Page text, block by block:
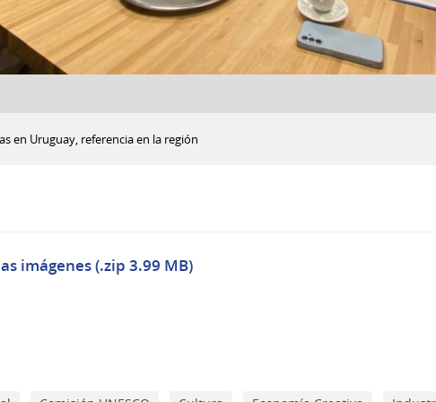
en Uruguay, referencia en la región
imágenes (.zip 3.99 MB)